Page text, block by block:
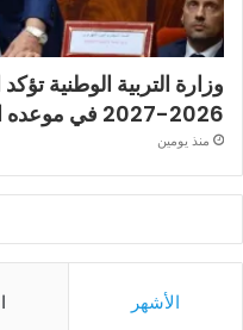
وزارة التربية الوطنية
2026-2027 في موعده الرسمي
منذ يومين
الأشهر